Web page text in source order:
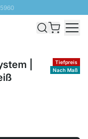
ab 100€
Tiefpreis
Nach Maß
|